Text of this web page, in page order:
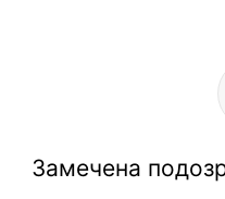
Замечена